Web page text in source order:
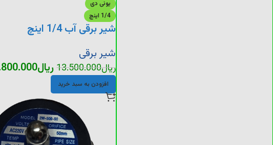
یونی دی
1/4 اینچ
شیر برقی آب 1/4 اینچ
شیر برقی
ریال13.500.000ریال
افزودن به سبد خرید